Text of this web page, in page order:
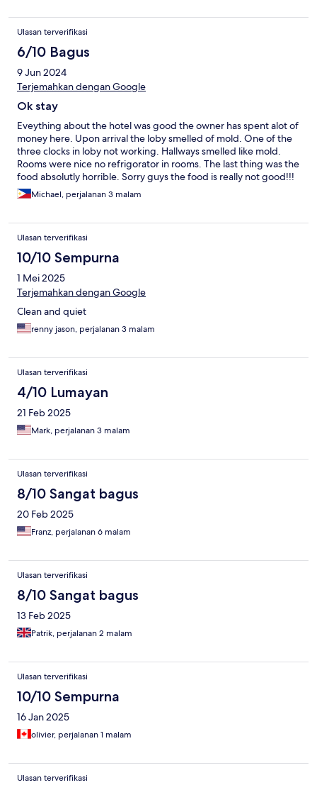
also filled with mosquitos. In the bathroom a part of the wall was
filled with plaster bagworms. The drain in the shower barely
every morning against our woll because of the neighbours and
Do yourself a service and just stay away from this hotel.
Ulasan terverifikasi
6/10 Bagus
9 Jun 2024
Terjemahkan dengan Google
Ok stay
Eveything about the hotel was good the owner has spent alot of
money here. Upon arrival the loby smelled of mold. One of the
three clocks in loby not working. Hallways smelled like mold.
Rooms were nice no refrigorator in rooms. The last thing was the
food absolutly horrible. Sorry guys the food is really not good!!!
Steak sandwich on menu said us beef. It is not horrible taste no
seasoning bread should be griddled. Just typical philippiens
favoite). Attention to detail is lacking here over the whole
property. I know you probably get alot of comments from
people who dont really know. I was an excutive chef in the US
for 50 years i worked in all 4 and 5 star hotels and resorts. So i
see the little things. Your hotel ha a potential but staff need
training and need to open there eyes. Good luck.
Michael, perjalanan 3 malam
Ulasan terverifikasi
10/10 Sempurna
1 Mei 2025
Terjemahkan dengan Google
Clean and quiet
renny jason, perjalanan 3 malam
Ulasan terverifikasi
4/10 Lumayan
21 Feb 2025
Mark, perjalanan 3 malam
Ulasan terverifikasi
8/10 Sangat bagus
20 Feb 2025
Franz, perjalanan 6 malam
Ulasan terverifikasi
8/10 Sangat bagus
13 Feb 2025
Patrik, perjalanan 2 malam
Ulasan terverifikasi
10/10 Sempurna
16 Jan 2025
olivier, perjalanan 1 malam
Ulasan terverifikasi